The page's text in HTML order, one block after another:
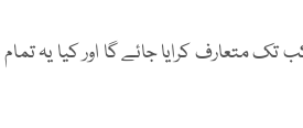
تک متعارف کرایا جائے گا اور کیا یہ